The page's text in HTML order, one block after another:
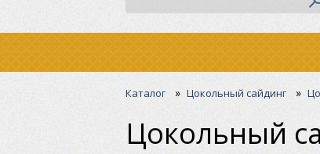
Каталог» Цокольный сайдинг »
Цокольный